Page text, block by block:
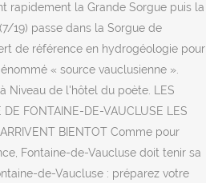
rapidement la Grande Sorgue puis la
19) passe dans la Sorgue de
de référence en hydrogéologie pour
« source vauclusienne ».
Niveau de l'hôtel du poète. LES
FONTAINE-DE-VAUCLUSE LES
BIENTOT Comme pour
Fontaine-de-Vaucluse doit tenir sa
de-Vaucluse : préparez votre